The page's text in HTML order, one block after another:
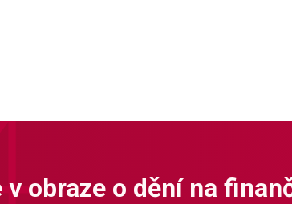
v obraze o dění na